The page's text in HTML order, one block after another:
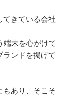
てきている会社
端末を心がけて
ランドを掲げて
もあり、そこそ